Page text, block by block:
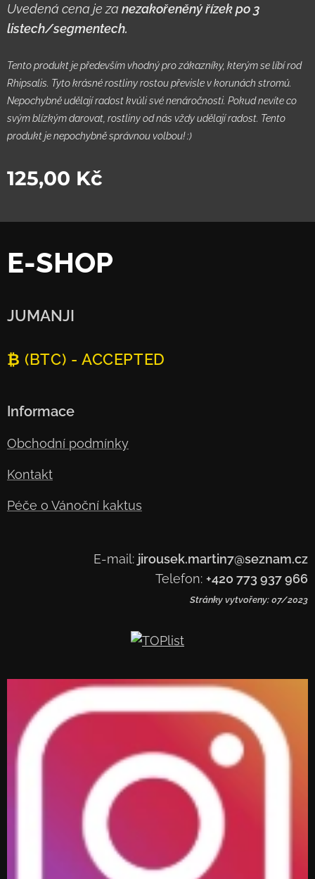
Uvedená cena je za nezakořeněný řízek po 3
listech/segmentech.
Tento produkt je především vhodný pro zákazníky, kterým se líbí rod
Rhipsalis. Tyto krásné rostliny rostou převisle v korunách stromů.
Nepochybně udělají radost kvůli své nenáročnosti. Pokud nevíte co
svým blízkým darovat, rostliny od nás vždy udělají radost. Tento
produkt je nepochybně správnou volbou! :)
125,00 Kč
E-SHOP
JUMANJI
₿ (BTC) - ACCEPTED
Informace
Obchodní podmínky
Kontakt
Péče o Vánoční kaktus
E-mail: jirousek.martin7@seznam.cz
Telefon: +420 773 937 966
Stránky vytvořeny: 07/2023